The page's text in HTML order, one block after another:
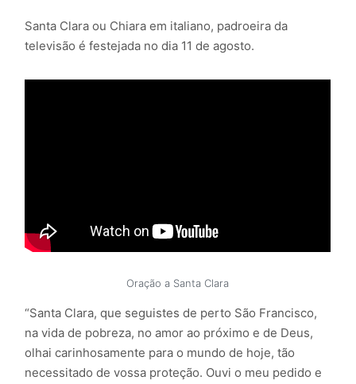
Santa Clara ou Chiara em italiano, padroeira da
televisão é festejada no dia 11 de agosto.
Oração a Santa Clara
“Santa Clara, que seguistes de perto São Francisco,
na vida de pobreza, no amor ao próximo e de Deus,
olhai carinhosamente para o mundo de hoje, tão
necessitado de vossa proteção. Ouvi o meu pedido e